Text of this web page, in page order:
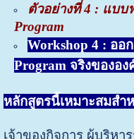
ตัวอย่างที่ 4 : แบบ
Program
Workshop 4 : ออ
Program จริงขององ
หลักสูตรนี้เหมาะสมสำ
เจ้าของกิจการ ผู้บริหา